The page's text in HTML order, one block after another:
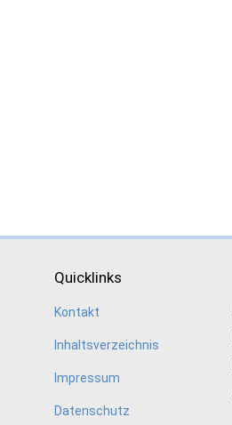
Quicklinks
Kontakt
Inhaltsverzeichnis
Impressum
Datenschutz